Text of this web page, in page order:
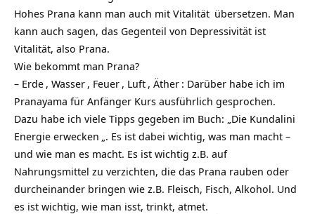
Hohes Prana kann man auch mit Vitalität übersetzen. Man
kann auch sagen, das Gegenteil von Depressivität ist
Vitalität, also Prana.
Wie bekommt man Prana?
– Erde , Wasser , Feuer , Luft , Äther : Darüber habe ich im
Pranayama für Anfänger Kurs ausführlich gesprochen.
Dazu habe ich viele Tipps gegeben im Buch: „Die Kundalini
Energie erwecken „. Es ist dabei wichtig, was man macht –
und wie man es macht. Es ist wichtig z.B. auf
Nahrungsmittel zu verzichten, die das Prana rauben oder
durcheinander bringen wie z.B. Fleisch, Fisch, Alkohol. Und
es ist wichtig, wie man isst, trinkt, atmet.